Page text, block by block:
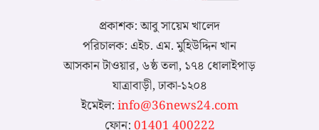
প্রকাশক: আবু সায়েম খালেদ
পরিচালক: এইচ. এম. মুহিউদ্দিন খান
আসকান টাওয়ার, ৬ষ্ঠ তলা, ১৭৪ ধোলাইপাড়
যাত্রাবাড়ী, ঢাকা-১২০৪
ইমেইল:info@36news24.com
ফোন:01401 400222